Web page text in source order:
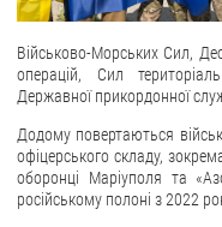
Звернення громадян
ДОСТУП ДО ПУБЛІЧНОЇ ІНФОРМАЦІЇ
Військово-Морських Сил,
операцій, Сил
Державної прикордонної
Додому повертаються
офіцерського складу,
оборонці Маріуполя та
російському полоні з 2022